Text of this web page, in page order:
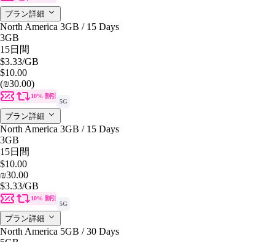
プラン詳細
North America 3GB / 15 Days
3GB
15日間
$3.33/GB
$10.00
(₪30.00)
10% 割引
5G
プラン詳細
North America 3GB / 15 Days
3GB
15日間
$10.00
₪30.00
$3.33/GB
10% 割引
5G
プラン詳細
North America 5GB / 30 Days